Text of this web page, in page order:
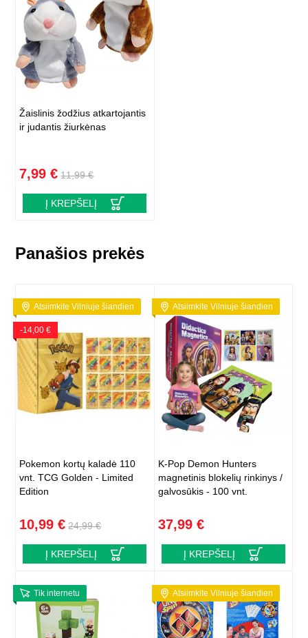
Žaislinis žodžius atkartojantis
ir judantis žiurkėnas
7,99 € 11,99 €
Į KREPŠELĮ
Panašios prekės
Atsiimkite Vilniuje šiandien
-14,00 €
Pokemon kortų kaladė 110
vnt. TCG Golden - Limited
Edition
10,99 € 24,99 €
Į KREPŠELĮ
Atsiimkite Vilniuje šiandien
K-Pop Demon Hunters
magnetinis blokelių rinkinys /
galvosūkis - 100 vnt.
37,99 €
Į KREPŠELĮ
Tik internetu Atsiimkite Vilniuje šiandien